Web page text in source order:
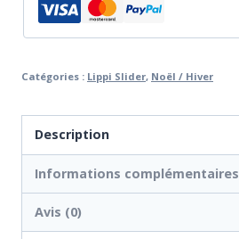
Catégories : Lippi Slider, Noël / Hiver
Description
Informations complémentaires
Avis (0)